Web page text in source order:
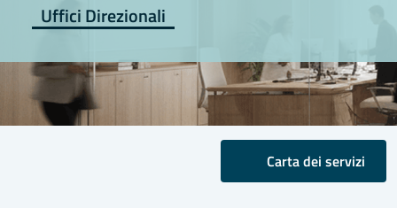
Uffici Direzionali
Carta dei servizi